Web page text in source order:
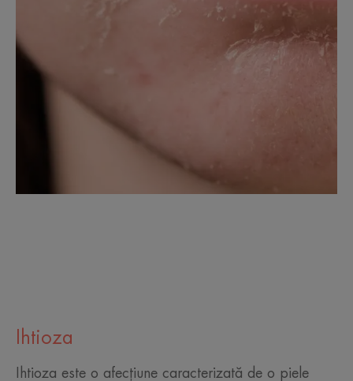
Ihtioza
Ihtioza este o afecțiune caracterizată de o piele